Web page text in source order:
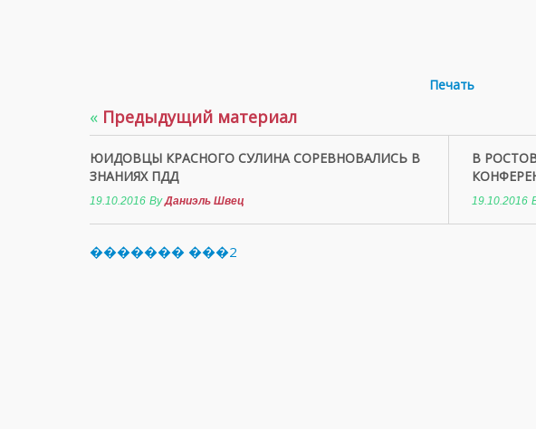
Печать
« Предыдущий материал
ЮИДОВЦЫ КРАСНОГО СУЛИНА СОРЕВНОВАЛИСЬ В
ЗНАНИЯХ ПДД
19.10.2016 ByДаниэль Швец
В
19.10.2016
������� ���2